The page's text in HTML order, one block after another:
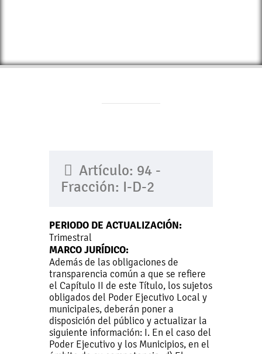
Artículo: 94 -
Fracción: I-D-2
PERIODO DE ACTUALIZACIÓN:
Trimestral
MARCO JURÍDICO:
Además de las obligaciones de
transparencia común a que se refiere
el Capítulo II de este Título, los sujetos
obligados del Poder Ejecutivo Local y
municipales, deberán poner a
disposición del público y actualizar la
siguiente información: I. En el caso del
Poder Ejecutivo y los Municipios, en el